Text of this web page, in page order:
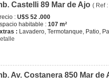
Castelli 89 Mar de Ajo ( Ref
: U$S 52 .000
habitable : 107 m²
: Lavadero, Termotanque, Patio,
Av. Costanera 850 Mar de